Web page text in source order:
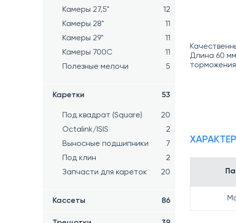
Камеры 27,5"
12
Камеры 28"
11
Камеры 29"
11
Камеры 700C
11
Полезные мелочи
5
Каретки 53
Под квадрат (Square)
20
Octalink/ISIS
2
Выносные подшипники
7
Под клин
2
Запчасти для кареток
20
Кассеты 86
Длина 60